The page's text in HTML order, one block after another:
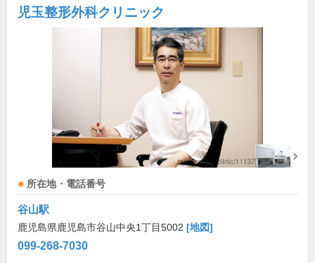
児玉整形外科クリニック
所在地・電話番号
谷山駅
鹿児島県鹿児島市谷山中央1丁目5002 [地図]
099-268-7030